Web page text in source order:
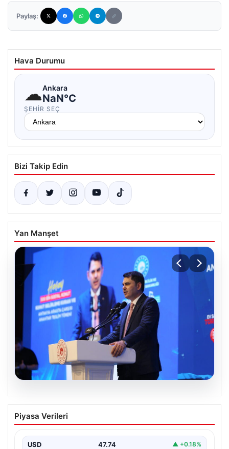
Paylaş:
Hava Durumu
☁Ankara
NaN°C
ŞEHIR SEÇ
Bizi Takip Edin
Yan Manşet
Bakan Kurum: Devlet yönetimi ciddi bir
sorumluluktur
Kurum, Hatay'da düzenlenen sosyal konut projesi ve…
Piyasa Verileri
USD 47.74 ▲ +0.18%